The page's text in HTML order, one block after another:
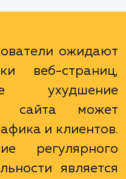
в результатах
страниц и